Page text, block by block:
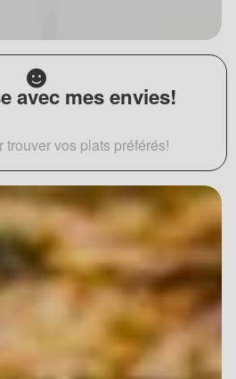
avec mes envies!
vos plats préférés!